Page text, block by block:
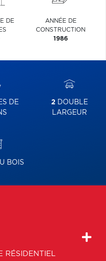
DE
ANNÉE DE
CONSTRUCTION
1986
DE
2DOUBLE
LARGEUR
BOIS
RÉSIDENTIEL